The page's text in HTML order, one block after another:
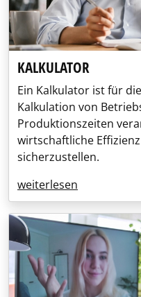
KALKULATOR
Ein Kalkulator ist für
Kalkulation von
Produktionszeiten
wirtschaftliche
sicherzustellen.
weiterlesen